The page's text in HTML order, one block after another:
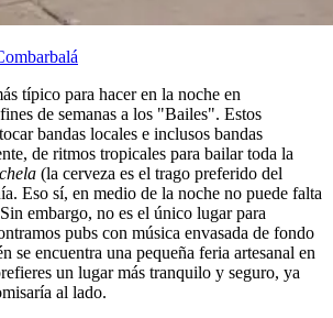
típico para hacer en la noche en
de semanas a los "Bailes". Estos
bandas locales e inclusos bandas
de ritmos tropicales para bailar toda la
chela (la cerveza es el trago preferido del
Eso sí, en medio de la noche no puede falta
Sin embargo, no es el único lugar para
pubs con música envasada de fondo
se encuentra una pequeña feria artesanal en
un lugar más tranquilo y seguro, ya
al lado.